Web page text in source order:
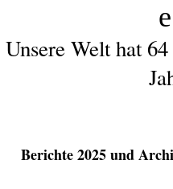
Unsere Welt hat
Berichte 2025 und